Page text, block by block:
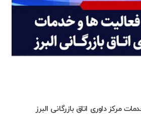
مرکز داوری اتاق بازرگانی البرز